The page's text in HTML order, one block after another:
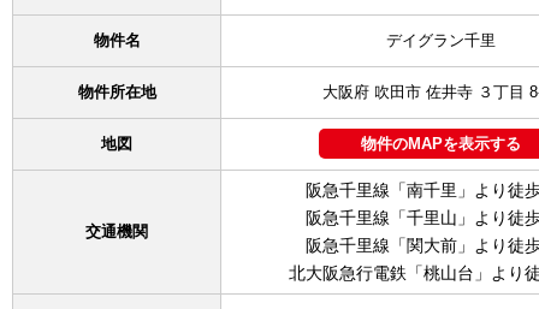
物件名 デイグラン千里
物件所在地 大阪府 吹田市 佐井寺 ３丁目
地図 物件のMAPを表示する
交通機関
阪急千里線「南千里」より徒
阪急千里線「千里山」より徒
阪急千里線「関大前」より徒
北大阪急行電鉄「桃山台」より